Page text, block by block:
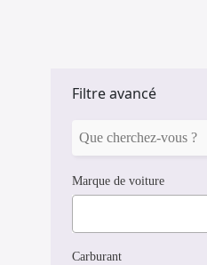
Filtre avancé
Marque de voiture
Carburant